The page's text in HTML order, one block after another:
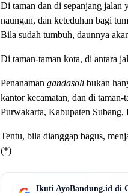
Di taman dan di sepanjang jalan
naungan, dan keteduhan bagi
Bila sudah tumbuh, daunnya
Di taman-taman kota, di antara
Penanaman gandasolibukan
kantor kecamatan, dan di
Purwakarta, Kabupaten
Tentu, bila dianggap bagus,
(*)
Ikuti AyoBandung.id di